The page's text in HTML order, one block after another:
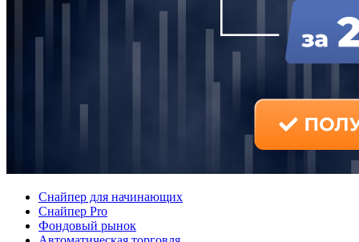
Снайпер для начинающих
Снайпер Pro
Фондовый рынок